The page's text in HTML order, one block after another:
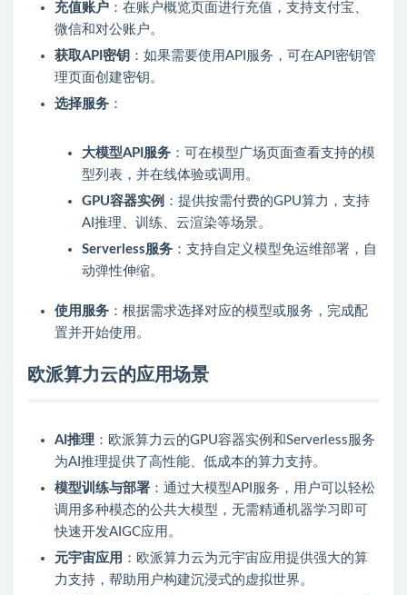
充值账户 ：在账户概览页面进行充值，支持支付宝、
微信和对公账户。
获取API密钥 ：如果需要使用API服务，可在API密钥管
理页面创建密钥。
选择服务 ：
大模型API服务 ：可在模型广场页面查看支持的模
型列表，并在线体验或调用。
GPU容器实例 ：提供按需付费的GPU算力，支持
AI推理、训练、云渲染等场景。
Serverless服务 ：支持自定义模型免运维部署，自
动弹性伸缩。
使用服务 ：根据需求选择对应的模型或服务，完成配
置并开始使用。
欧派算力云的应用场景
AI推理 ：欧派算力云的GPU容器实例和Serverless服务
为AI推理提供了高性能、低成本的算力支持。
模型训练与部署 ：通过大模型API服务，用户可以轻松
调用多种模态的公共大模型，无需精通机器学习即可
快速开发AIGC应用。
元宇宙应用 ：欧派算力云为元宇宙应用提供强大的算
力支持，帮助用户构建沉浸式的虚拟世界。